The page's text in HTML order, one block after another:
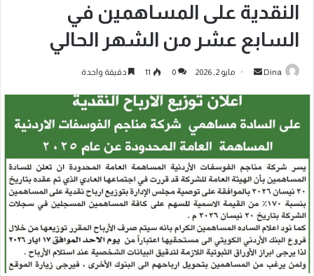
النقدية على المساهمين في
السابع عشر من الشهر الحالي
Dina مايو 2, 2026 0
11 دقيقة واحدة